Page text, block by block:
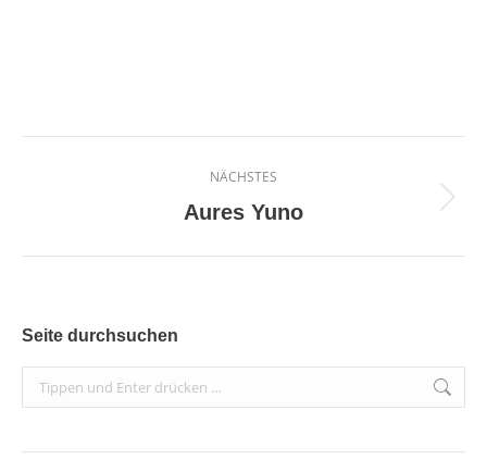
navigation
NÄCHSTES
Next
Aures Yuno
Seite durchsuchen
Search: